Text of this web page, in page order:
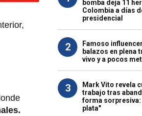
bomba deja 11
Colombia a días
presidencial
2
Famoso
balazos en plena
vivo y a pocos
3
Mark Vito revela
trabajo tras
forma sorpresiva:
plata"